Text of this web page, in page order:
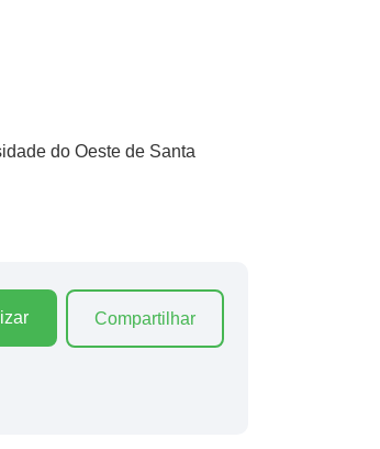
do Oeste de Santa
Compartilhar